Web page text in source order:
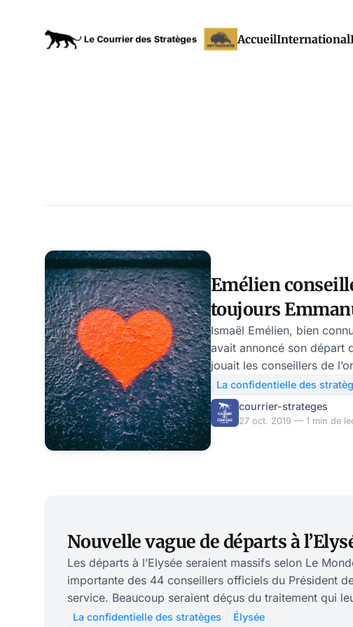
AccueilInternational
Emélien
toujours
Ismaël Emélien, bien
avait annoncé son départ
jouait les conseillers de
il avait quitté le château
promotion de son livre sur
Les mauvaises langues
partait surtout à cause de
La confidentielle des
courrier-strateges
27 oct. 2019 — 1 min de
Nouvelle vague de départs à
Les départs à l’Elysée seraient massifs selon Le
importante des 44 conseillers officiels du Président
service. Beaucoup seraient déçus du traitement qui
par Emmanuel Macron, et peineraient à supporter les
La confidentielle des stratèges
Élysée